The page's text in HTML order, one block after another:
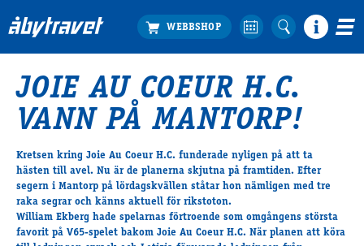
Köp biljett
Travprogrammet
Bra att veta
Restauranger
Catering by Lyon
Hotell nära oss
JOIE AU COEUR H.C.
VANN PÅ MANTORP!
Kretsen kring Joie Au Coeur H.C. funderade nyligen på att ta
hästen till avel. Nu är de planerna skjutna på framtiden. Efter
segern i Mantorp på lördagskvällen ståtar hon nämligen med tre
raka segrar och känns aktuell för rikstoton.
William Ekberg hade spelarnas förtroende som omgångens största
favorit på V65-spelet bakom Joie Au Coeur H.C. När planen att köra